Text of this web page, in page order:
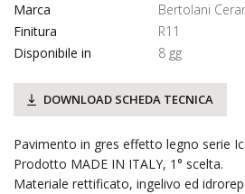
Marca
Bertolani
Finitura
R11
Disponibile in
8 gg
DOWNLOAD SCHEDA TECNICA
Pavimento in gres effetto legno serie
Prodotto MADE IN ITALY, 1° scelta.
Materiale rettificato, ingelivo ed